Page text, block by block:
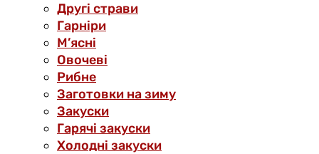
Другі страви
Гарніри
М’ясні
Овочеві
Рибне
Заготовки на зиму
Закуски
Гарячі закуски
Холодні закуски